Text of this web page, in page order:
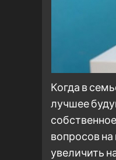
Когда в
лучшее
вопросов
увеличить